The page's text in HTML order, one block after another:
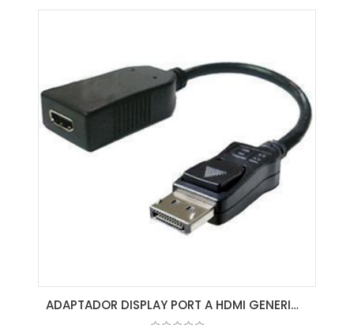
ADAPTADOR DISPLAY PORT A HDMI GENERICO